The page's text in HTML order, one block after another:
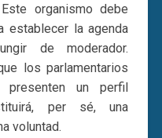
organismo debe
establecer la agenda
de moderador.
los parlamentarios
un perfil
per sé, una
voluntad.